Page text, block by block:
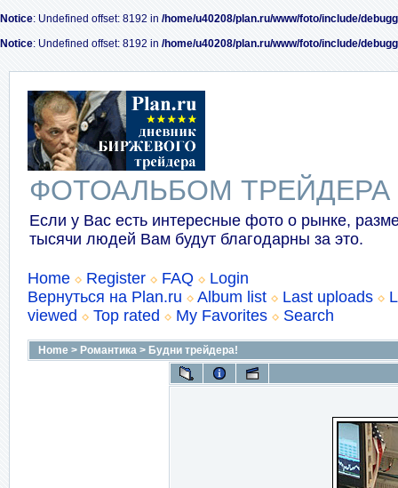
Notice: Undefined offset: 8192 in /home/u40208/plan.ru/www/foto/include/
Notice: Undefined offset: 8192 in /home/u40208/plan.ru/www/foto/include/
ФОТОАЛЬБОМ ТРЕЙДЕРА
Если у Вас есть интересные фото о рынке,
тысячи людей Вам будут благодарны за это.
Home Register FAQ
Login
Вернуться на Plan.ru
Album list Last uploads
viewed
Top rated My Favorites Search
Home > Романтика > Будни трейдера!